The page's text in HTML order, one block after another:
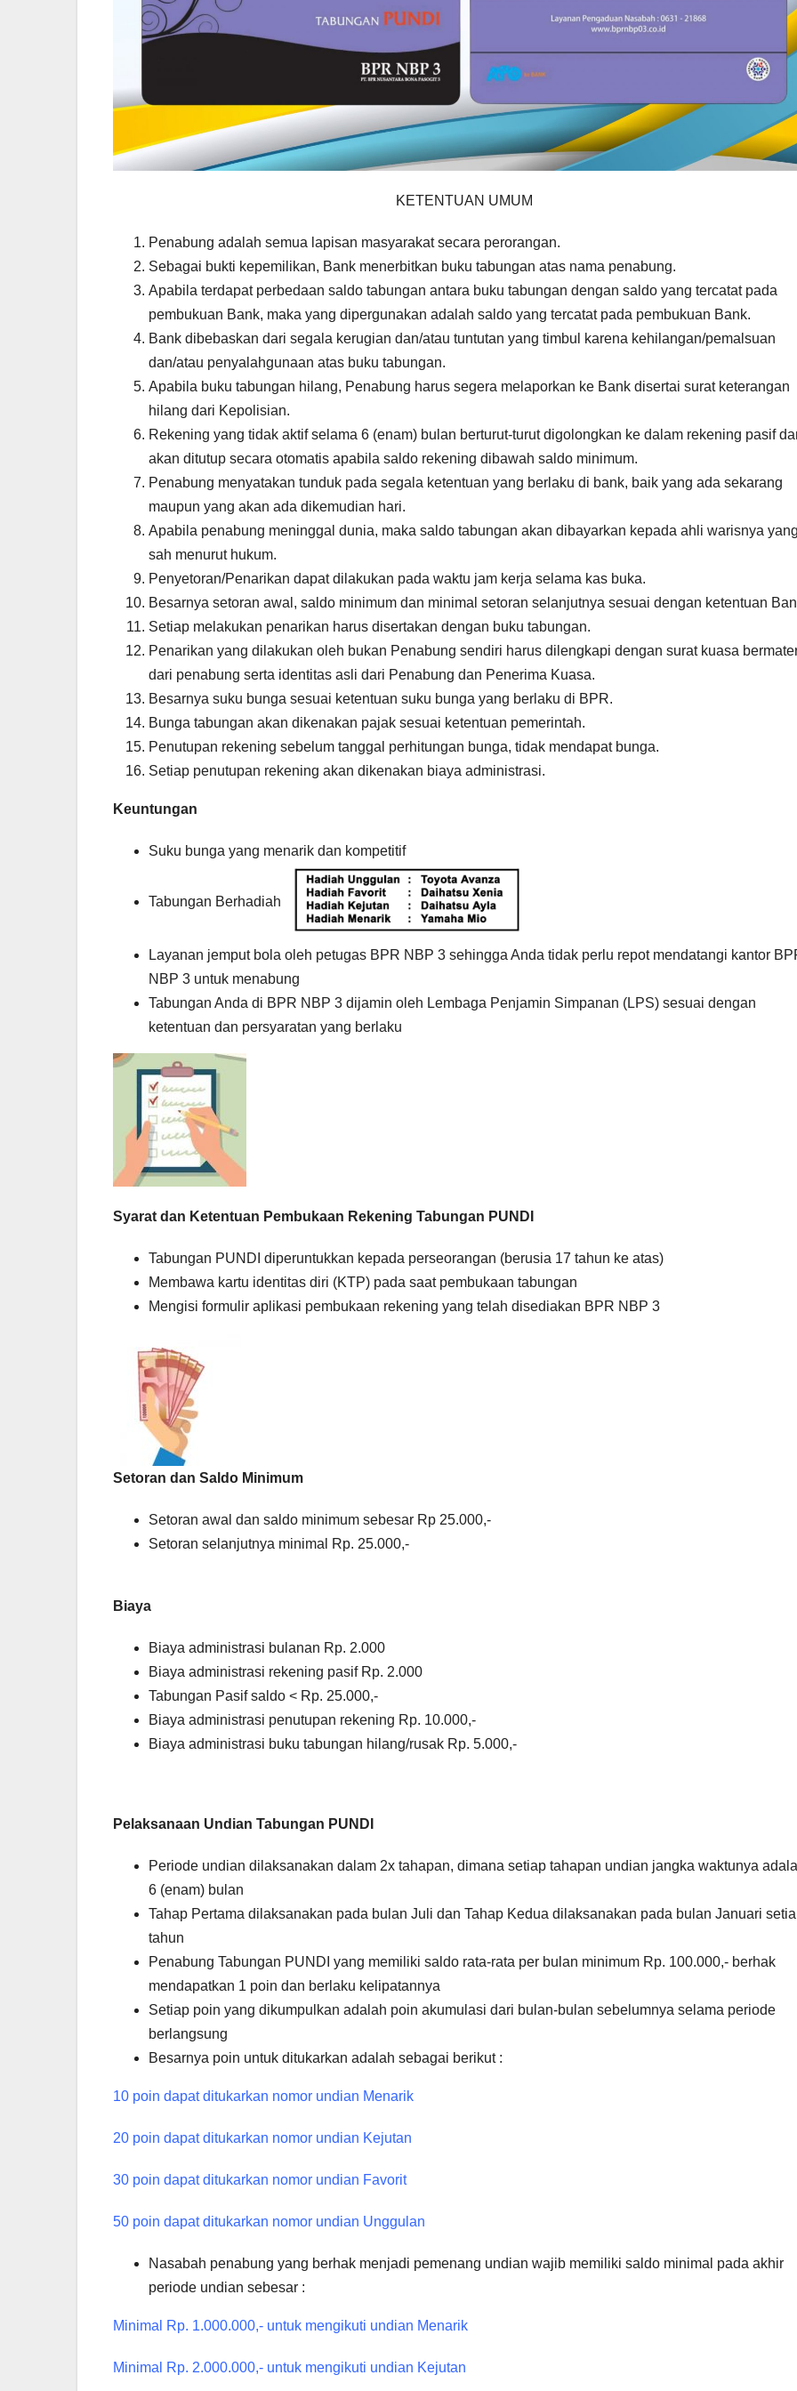
KETENTUAN UMUM
Penabung adalah semua lapisan masyarakat secara perorangan.
Sebagai bukti kepemilikan, Bank menerbitkan buku tabungan atas nama penabung.
Apabila terdapat perbedaan saldo tabungan antara buku tabungan dengan saldo yang tercatat pada
pembukuan Bank, maka yang dipergunakan adalah saldo yang tercatat pada pembukuan Bank.
Bank dibebaskan dari segala kerugian dan/atau tuntutan yang timbul karena kehilangan/pemalsuan
dan/atau penyalahgunaan atas buku tabungan.
Apabila buku tabungan hilang, Penabung harus segera melaporkan ke Bank disertai surat keterangan
hilang dari Kepolisian.
Rekening yang tidak aktif selama 6 (enam) bulan berturut-turut digolongkan ke dalam rekening pasif
akan ditutup secara otomatis apabila saldo rekening dibawah saldo minimum.
Penabung menyatakan tunduk pada segala ketentuan yang berlaku di bank, baik yang ada sekarang
maupun yang akan ada dikemudian hari.
Apabila penabung meninggal dunia, maka saldo tabungan akan dibayarkan kepada ahli warisnya
sah menurut hukum.
Penyetoran/Penarikan dapat dilakukan pada waktu jam kerja selama kas buka.
Besarnya setoran awal, saldo minimum dan minimal setoran selanjutnya sesuai dengan ketentuan
Setiap melakukan penarikan harus disertakan dengan buku tabungan.
Penarikan yang dilakukan oleh bukan Penabung sendiri harus dilengkapi dengan surat kuasa
dari penabung serta identitas asli dari Penabung dan Penerima Kuasa.
Besarnya suku bunga sesuai ketentuan suku bunga yang berlaku di BPR.
Bunga tabungan akan dikenakan pajak sesuai ketentuan pemerintah.
Penutupan rekening sebelum tanggal perhitungan bunga, tidak mendapat bunga.
Setiap penutupan rekening akan dikenakan biaya administrasi.
Keuntungan
Suku bunga yang menarik dan kompetitif
Tabungan Berhadiah
Layanan jemput bola oleh petugas BPR NBP 3 sehingga Anda tidak perlu repot mendatangi kantor
NBP 3 untuk menabung
Tabungan Anda di BPR NBP 3 dijamin oleh Lembaga Penjamin Simpanan (LPS) sesuai dengan
ketentuan dan persyaratan yang berlaku
Syarat dan Ketentuan Pembukaan Rekening Tabungan PUNDI
Tabungan PUNDI diperuntukkan kepada perseorangan (berusia 17 tahun ke atas)
Membawa kartu identitas diri (KTP) pada saat pembukaan tabungan
Mengisi formulir aplikasi pembukaan rekening yang telah disediakan BPR NBP 3
Setoran dan Saldo Minimum
Setoran awal dan saldo minimum sebesar Rp 25.000,-
Setoran selanjutnya minimal Rp. 25.000,-
Biaya
Biaya administrasi bulanan Rp. 2.000
Biaya administrasi rekening pasif Rp. 2.000
Tabungan Pasif saldo < Rp. 25.000,-
Biaya administrasi penutupan rekening Rp. 10.000,-
Biaya administrasi buku tabungan hilang/rusak Rp. 5.000,-
Pelaksanaan Undian Tabungan PUNDI
Periode undian dilaksanakan dalam 2x tahapan, dimana setiap tahapan undian jangka waktunya
6 (enam) bulan
Tahap Pertama dilaksanakan pada bulan Juli dan Tahap Kedua dilaksanakan pada bulan Januari
tahun
Penabung Tabungan PUNDI yang memiliki saldo rata-rata per bulan minimum Rp. 100.000,- berhak
mendapatkan 1 poin dan berlaku kelipatannya
Setiap poin yang dikumpulkan adalah poin akumulasi dari bulan-bulan sebelumnya selama periode
berlangsung
Besarnya poin untuk ditukarkan adalah sebagai berikut :
10 poin dapat ditukarkan nomor undian Menarik
20 poin dapat ditukarkan nomor undian Kejutan
30 poin dapat ditukarkan nomor undian Favorit
50 poin dapat ditukarkan nomor undian Unggulan
Nasabah penabung yang berhak menjadi pemenang undian wajib memiliki saldo minimal pada akhir
periode undian sebesar :
Minimal Rp. 1.000.000,- untuk mengikuti undian Menarik
Minimal Rp. 2.000.000,- untuk mengikuti undian Kejutan